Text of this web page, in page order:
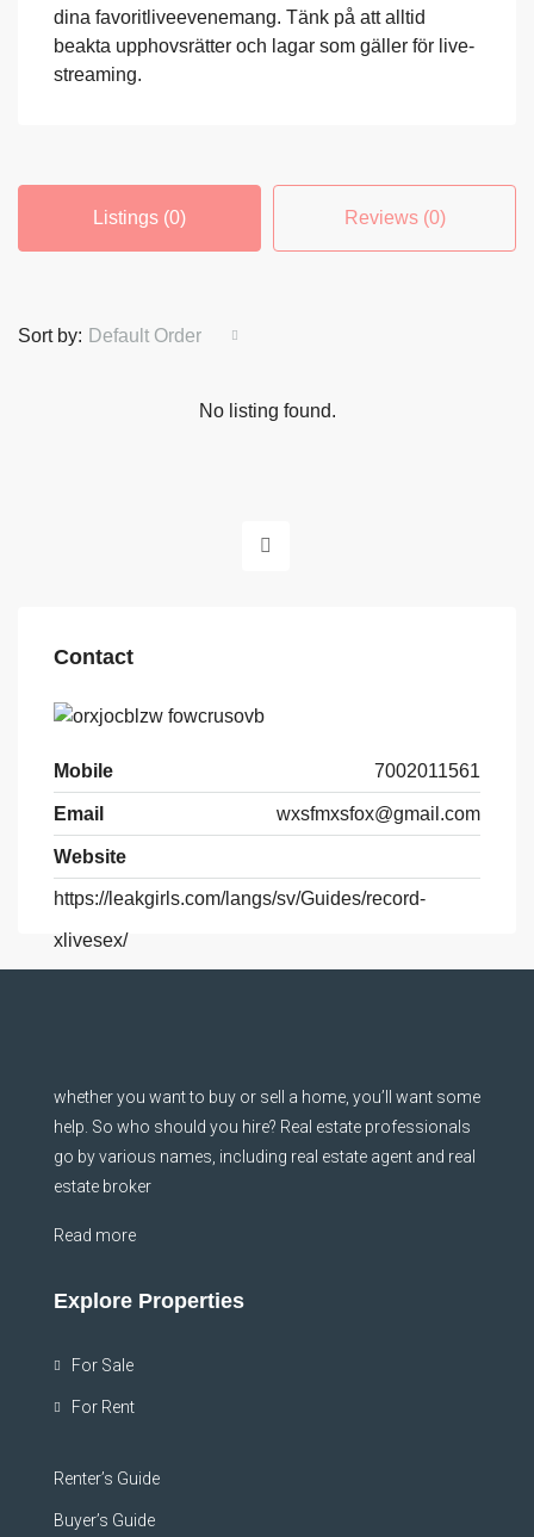
dina favoritliveevenemang. Tänk på att alltid
beakta upphovsrätter och lagar som gäller för live-
streaming.
Listings (0) Reviews (0)
Sort by: Default Order
No listing found.
Contact
Mobile 7002011561
Email wxsfmxsfox@gmail.com
Website
https://leakgirls.com/langs/sv/Guides/record-
xlivesex/
whether you want to buy or sell a home, you’ll want some
help. So who should you hire? Real estate professionals
go by various names, including real estate agent and real
estate broker
Read more
Explore Properties
For Sale
For Rent
Renter’s Guide
Buyer’s Guide